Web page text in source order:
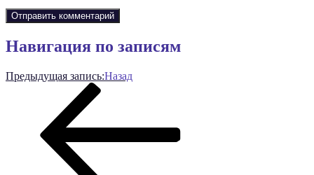
Навигация по записям
Предыдущая запись:Назад